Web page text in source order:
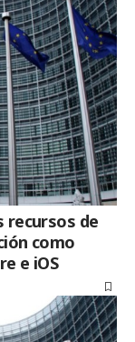
recursos de
como
e iOS